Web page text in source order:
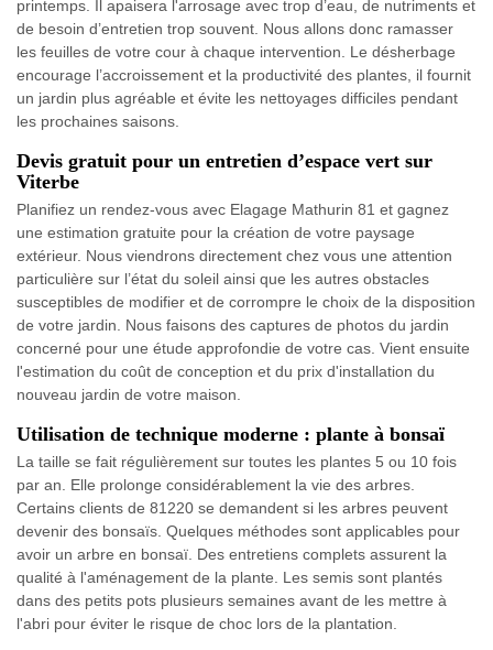
printemps. Il apaisera l'arrosage avec trop d’eau, de nutriments et
de besoin d’entretien trop souvent. Nous allons donc ramasser
les feuilles de votre cour à chaque intervention. Le désherbage
encourage l’accroissement et la productivité des plantes, il fournit
un jardin plus agréable et évite les nettoyages difficiles pendant
les prochaines saisons.
Devis gratuit pour un entretien d’espace vert sur
Viterbe
Planifiez un rendez-vous avec Elagage Mathurin 81 et gagnez
une estimation gratuite pour la création de votre paysage
extérieur. Nous viendrons directement chez vous une attention
particulière sur l’état du soleil ainsi que les autres obstacles
susceptibles de modifier et de corrompre le choix de la disposition
de votre jardin. Nous faisons des captures de photos du jardin
concerné pour une étude approfondie de votre cas. Vient ensuite
l'estimation du coût de conception et du prix d'installation du
nouveau jardin de votre maison.
Utilisation de technique moderne : plante à bonsaï
La taille se fait régulièrement sur toutes les plantes 5 ou 10 fois
par an. Elle prolonge considérablement la vie des arbres.
Certains clients de 81220 se demandent si les arbres peuvent
devenir des bonsaïs. Quelques méthodes sont applicables pour
avoir un arbre en bonsaï. Des entretiens complets assurent la
qualité à l'aménagement de la plante. Les semis sont plantés
dans des petits pots plusieurs semaines avant de les mettre à
l'abri pour éviter le risque de choc lors de la plantation.